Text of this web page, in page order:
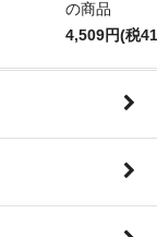
の商品
4,509円(税